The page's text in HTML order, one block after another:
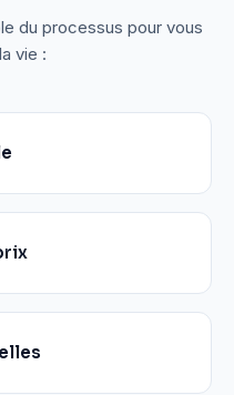
du processus pour vous
vie :